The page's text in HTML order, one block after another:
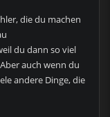
die du machen
du dann so viel
auch wenn du
andere Dinge, die